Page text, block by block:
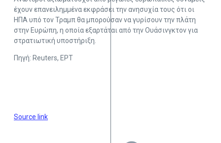
έχουν επανειλημμένα εκφράσει την ανησυχία τους ότι οι
ΗΠΑ υπό τον Τραμπ θα μπορούσαν να γυρίσουν την πλάτη
στην Ευρώπη, η οποία εξαρτάται από την Ουάσινγκτον για
στρατιωτική υποστήριξη.
Πηγή: Reuters, ΕΡΤ
Source link